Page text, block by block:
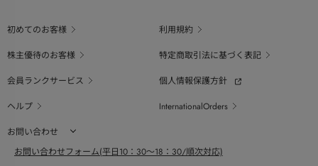
初めてのお客様
利用規約
株主優待のお客様
特定商取引法に基づく表記
会員ランクサービス
個人情報保護方針
ヘルプ
InternationalOrders
お問い合わせ
お問い合わせフォーム(平日10：30～18：30/順次対応)